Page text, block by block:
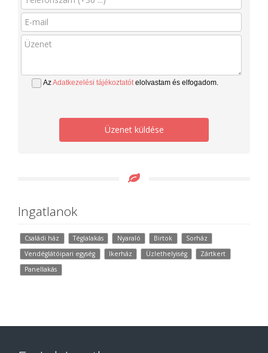
AzAdatkezelési tájékoztatótelolvastam és elfogadom.
Üzenet küldése
Ingatlanok
Családi ház Téglalakás Nyaraló Birtok
Sorház
Vendéglátóipari egység
Ikerház Üzlethelyiség
Zártkert
Panellakás